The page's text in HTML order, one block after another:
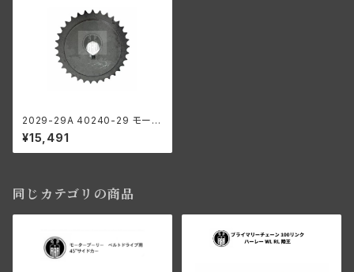
2029-29A 40240-29 モータ
ー スプロケット 32丁 ハーレー
ダビッドソン 1929-52年 DL W
L RL 陸王
¥15,491
同じカテゴリの商品